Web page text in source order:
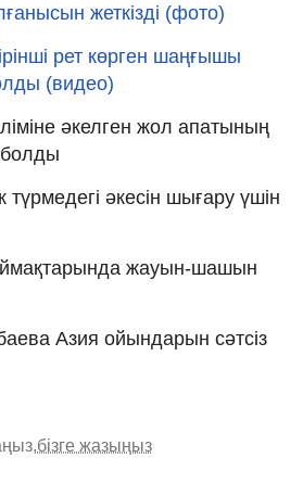
жеткізді (фото)
рет көрген шаңғышы
(видео)
әкелген жол апатының
болды
әкесін шығару үшін
аймақтарында жауын-шашын
Азия ойындарын сәтсіз
бізге жазыңыз